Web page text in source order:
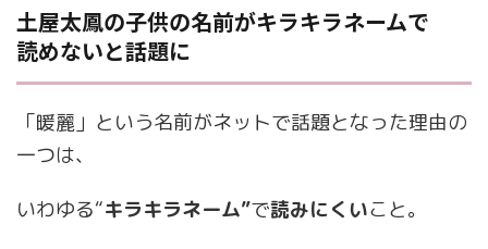
土屋太鳳の子供の名前がキラキラネームで
読めないと話題に
「暖麗」という名前がネットで話題となった理由の
一つは、
いわゆる“キラキラネーム”で読みにくいこと。